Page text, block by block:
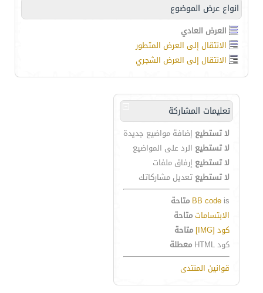
انواع عرض الموضوع
العرض العادي
الانتقال إلى العرض المتطور
الانتقال إلى العرض الشجري
تعليمات المشاركة
لا تستطيع إضافة مواضيع جديدة
لا تستطيع الرد على المواضيع
لا تستطيع إرفاق ملفات
لا تستطيع تعديل مشاركاتك
BB code is
متاحة
الابتساماتمتاحة
كود [IMG]
متاحة
كود HTML
معطلة
قوانين المنتدى